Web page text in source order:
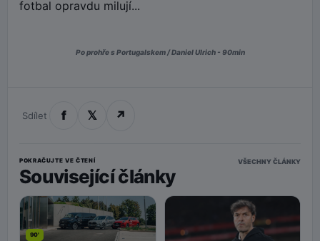
fotbal opravdu milují...
Po prohře s Portugalskem / Daniel Ulrich - 90min
Sdílet f 𝕏 ↗
POKRAČUJTE VE ČTENÍ
Související články
VŠECHNY ČLÁNKY
90'